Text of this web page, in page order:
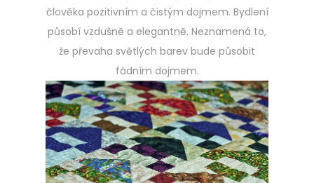
člověka pozitivním a čistým dojmem. Bydlení
působí vzdušně a elegantně. Neznamená to,
že převaha světlých barev bude působit
fádním dojmem.